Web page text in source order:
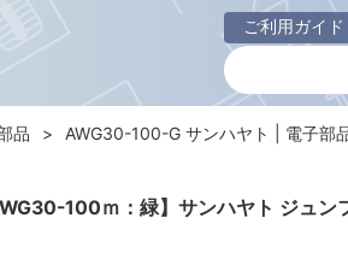
ご利用ガイド
100ｍ：緑】サンハヤト ジュン
品 AWG30-100-G サンハヤト | 電子部